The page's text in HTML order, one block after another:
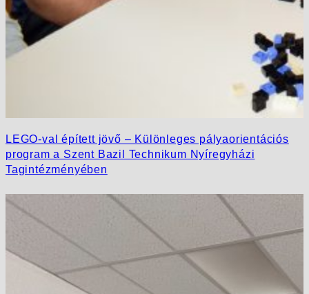
LEGO-val épített jövő – Különleges pályaorientációs
program a Szent Bazil Technikum Nyíregyházi
Tagintézményében